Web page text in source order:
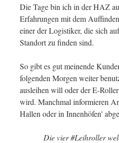
Die Tage bin ich in der HAZ
Erfahrungen mit dem
einer der Logistiker, die sich
Standort zu finden sind.
So gibt es gut meinende
folgenden Morgen weiter
ausleihen will oder der E-
wird. Manchmal informieren
Hallen oder in Innenhöfen'
Die vier #Leihroller